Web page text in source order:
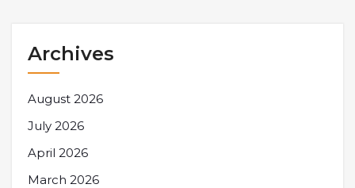
Archives
August 2026
July 2026
April 2026
March 2026